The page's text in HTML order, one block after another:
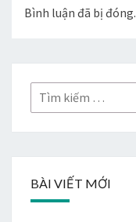
Bình luận đã bị đóng.
Tìm
kiếm:
BÀI VIẾT MỚI